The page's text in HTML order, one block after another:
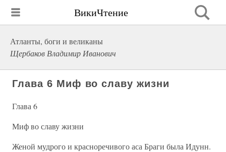
ВикиЧтение
Атланты, боги и великаны
Щербаков Владимир Иванович
Глава 6 Миф во славу жизни
Глава 6
Миф во славу жизни
Женой мудрого и красноречивого аса Браги была Идунн.